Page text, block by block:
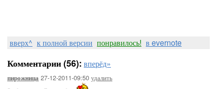
вверх^ к полной версии понравилось! в evernote
Комментарии (56): вперёд»
пирожница 27-12-2011-09:50 удалить